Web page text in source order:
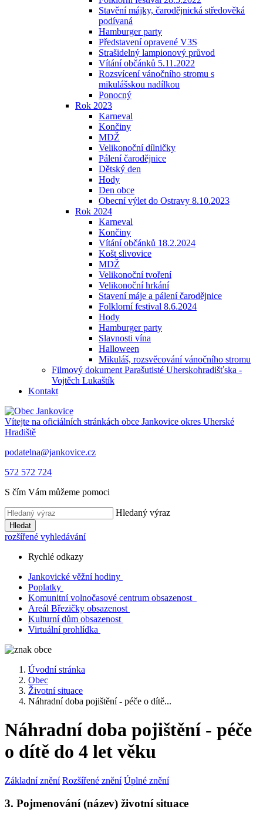
Stavění májky, čarodějnická středověká
podívaná
Hamburger party
Představení opravené V3S
Strašidelný lampionový průvod
Vítání občánků 5.11.2022
Rozsvícení vánočního stromu s
mikulášskou nadílkou
Ponocný
Rok 2023
Karneval
Končiny
MDŽ
Velikonoční dílničky
Pálení čarodějnice
Dětský den
Hody
Den obce
Obecní výlet do Ostravy 8.10.2023
Rok 2024
Karneval
Končiny
Vítání občánků 18.2.2024
Košt slivovice
MDŽ
Velikonoční tvoření
Velikonoční hrkání
Stavení máje a pálení čarodějnice
Folklorní festival 8.6.2024
Hody
Hamburger party
Slavnosti vína
Halloween
Mikuláš, rozsvěcování vánočního stromu
Filmový dokument Parašutisté Uherskohradišťska -
Vojtěch Lukaštík
Kontakt
Vítejte na oficiálních stránkách obce Jankovice okres Uherské
Hradiště
podatelna@jankovice.cz
572 572 724
S čím Vám můžeme pomoci
Hledaný výraz
Hledat
rozšířené vyhledávání
Rychlé odkazy
Jankovické věžní hodiny
Poplatky
Komunitní volnočasové centrum obsazenost
Areál Březičky obsazenost
Kulturní dům obsazenost
Virtuální prohlídka
Úvodní stránka
Obec
Životní situace
Náhradní doba pojištění - péče o dítě...
Náhradní doba pojištění - péče
o dítě do 4 let věku
Základní znění Rozšířené znění Úplné znění
3. Pojmenování (název) životní situace